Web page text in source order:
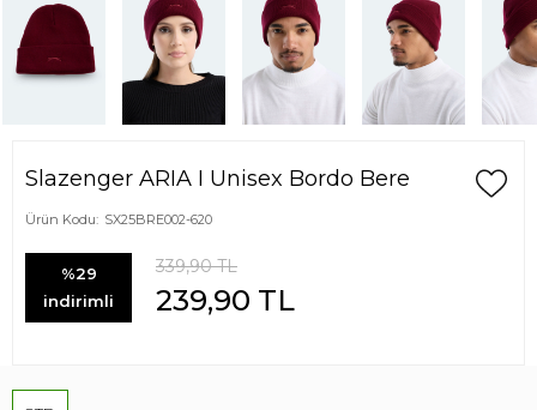
Slazenger ARIA I Unisex Bordo Bere
Ürün Kodu: SX25BRE002-620
%29
indirimli
339,90TL
239,90 TL